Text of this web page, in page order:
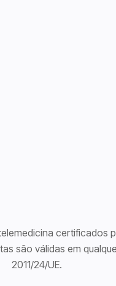
certificados
são válidas em
2011/24/UE.